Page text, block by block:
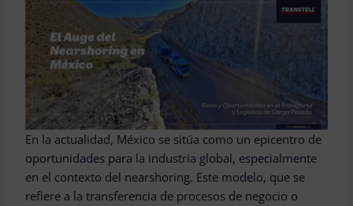
En la actualidad, México se sitúa como un epicentro de
oportunidades para la industria global, especialmente
en el contexto del nearshoring. Este modelo, que se
refiere a la transferencia de procesos de negocio o